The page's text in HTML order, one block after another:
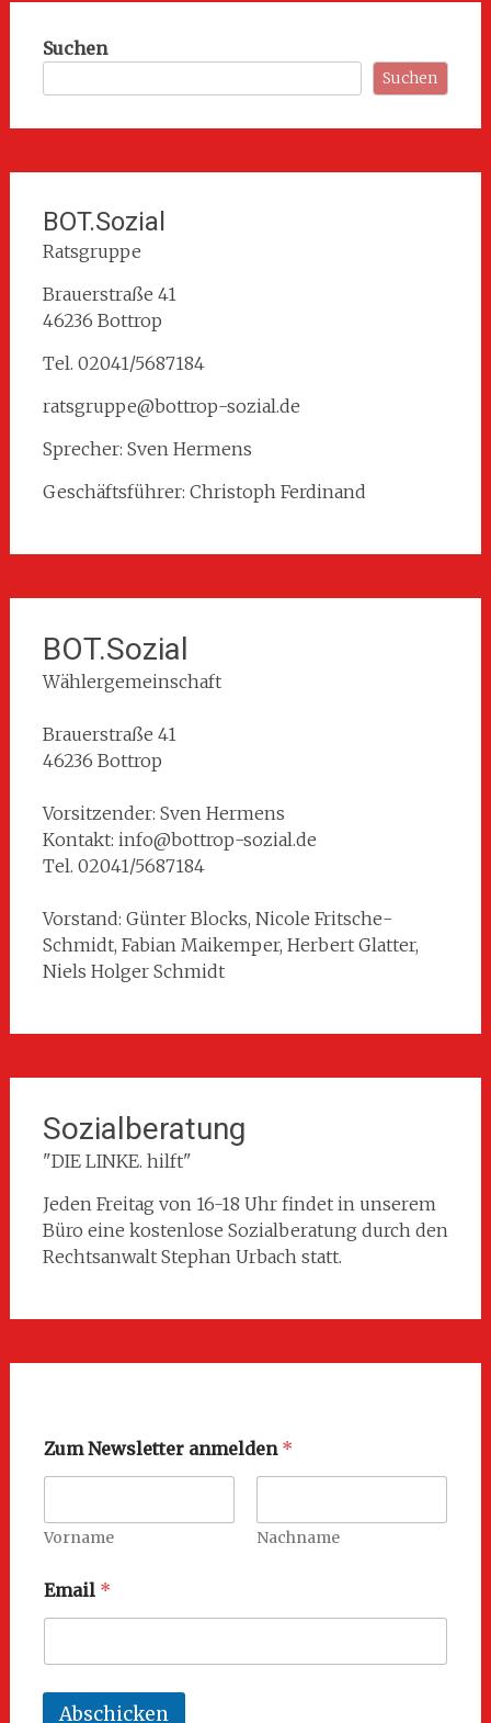
Suchen
Suchen
BOT.Sozial
Ratsgruppe
Brauerstraße 41
46236 Bottrop
Tel. 02041/5687184
ratsgruppe@bottrop-sozial.de
Sprecher: Sven Hermens
Geschäftsführer: Christoph Ferdinand
BOT.Sozial
Wählergemeinschaft
Brauerstraße 41
46236 Bottrop
Vorsitzender: Sven Hermens
Kontakt: info@bottrop-sozial.de
Tel. 02041/5687184
Vorstand: Günter Blocks, Nicole Fritsche-
Schmidt, Fabian Maikemper, Herbert Glatter,
Niels Holger Schmidt
Sozialberatung
"DIE LINKE. hilft"
Jeden Freitag von 16-18 Uhr findet in unserem
Büro eine kostenlose Sozialberatung durch den
Rechtsanwalt Stephan Urbach statt.
Zum Newsletter anmelden *
Vorname Nachname
Email *
Abschicken